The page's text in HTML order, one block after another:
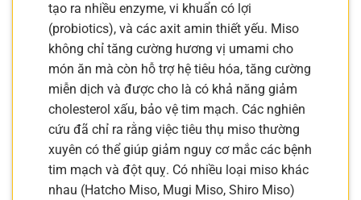
tạo ra nhiều enzyme, vi khuẩn có lợi
(probiotics), và các axit amin thiết yếu. Miso
không chỉ tăng cường hương vị umami cho
món ăn mà còn hỗ trợ hệ tiêu hóa, tăng cường
miễn dịch và được cho là có khả năng giảm
cholesterol xấu, bảo vệ tim mạch. Các nghiên
cứu đã chỉ ra rằng việc tiêu thụ miso thường
xuyên có thể giúp giảm nguy cơ mắc các bệnh
tim mạch và đột quỵ. Có nhiều loại miso khác
nhau (Hatcho Miso, Mugi Miso, Shiro Miso)